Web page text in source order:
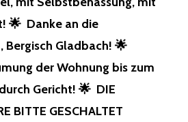
D EI
N AN
CH DE
M AN
GT, AB
, UN
🌟 Danke an die
Gladbach! 🌟
der Wohnung bis zum
Gericht! 🌟 DIE
BITTE GESCHALTET